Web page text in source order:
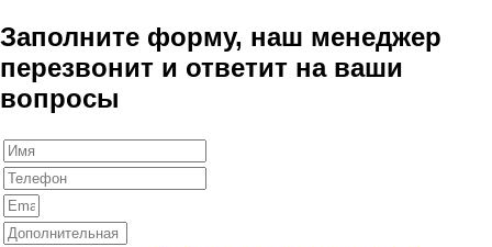
Заполните форму, наш менеджер
перезвонит и ответит на ваши
вопросы